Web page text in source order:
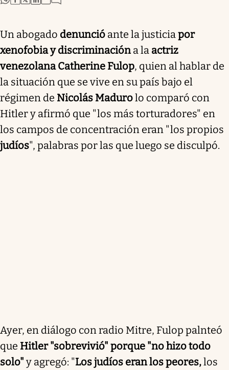
Un abogado denunció ante la justiciapor
xenofobia y discriminacióna la actriz
venezolana Catherine Fulop, quien al hablar de
la situación que se vive en su país bajo el
régimen de Nicolás Madurolo comparó con
Hitler y afirmó que "los más torturadores" en
los campos de concentración eran "los propios
judíos", palabras por las que luego se disculpó.
Ayer, en diálogo con radio Mitre, Fulop palnteó
que Hitler "sobrevivió" porque "no hizo todo
solo" y agregó: "Los judíos eran los peores,los